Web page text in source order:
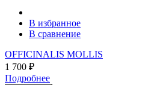
В избранное
В сравнение
OFFICINALIS MOLLIS
1 700 ₽
Подробнее